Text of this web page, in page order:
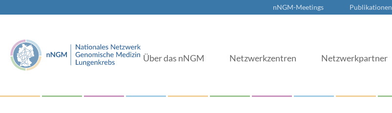
nNGM-Meetings Publikationen
Über das nNGM Netzwerkzentren Netzwerkpartner